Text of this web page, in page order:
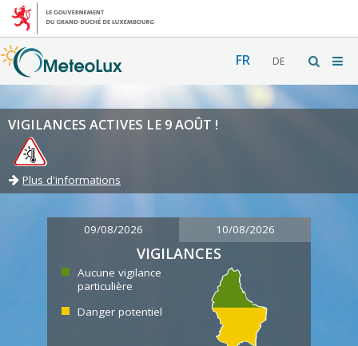
FR DE
VIGILANCES ACTIVES LE 9 AOÛT !
Plus d'informations
09/08/2026 10/08/2026
VIGILANCES
Aucune vigilance
particulière
Danger potentiel